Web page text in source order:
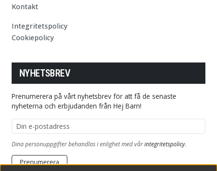
Kontakt
Integritetspolicy
Cookiepolicy
NYHETSBREV
Prenumerera på vårt nyhetsbrev för att få de senaste
nyheterna och erbjudanden från Hej Barn!
E-postadress
Dina personuppgifter behandlas i enlighet med vårintegritetspolicy.
Prenumerera